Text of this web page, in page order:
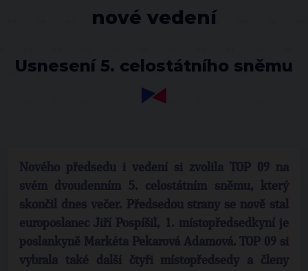
nové vedení
Usnesení 5. celostátního sněmu
Nového předsedu i vedení si zvolila TOP 09 na
svém dvoudenním 5. celostátním sněmu, který
skončil dnes večer. Předsedou strany se nově stal
europoslanec Jiří Pospíšil, 1. místopředsedkyní je
poslankyně Markéta Pekarová Adamová. TOP 09 si
vybrala také další čtyři místopředsedy a členy